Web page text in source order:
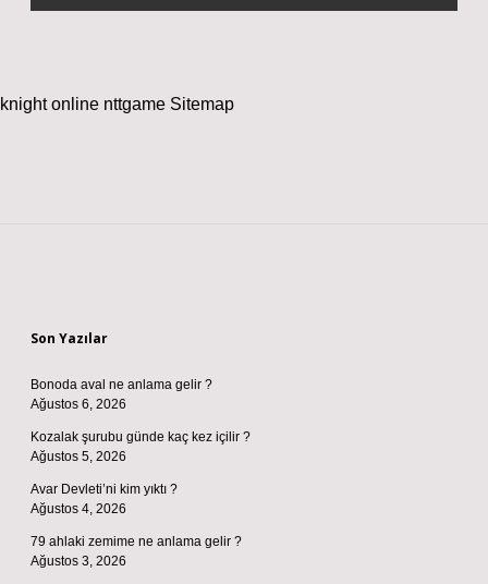
knight online nttgame Sitemap
Son Yazılar
Bonoda aval ne anlama gelir ?
Ağustos 6, 2026
Kozalak şurubu günde kaç kez içilir ?
Ağustos 5, 2026
Avar Devleti’ni kim yıktı ?
Ağustos 4, 2026
79 ahlaki zemime ne anlama gelir ?
Ağustos 3, 2026